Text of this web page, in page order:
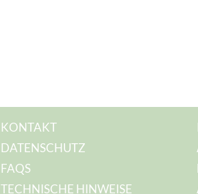
KONTAKT
DATENSCHUTZ
FAQS
TECHNISCHE HINWEISE